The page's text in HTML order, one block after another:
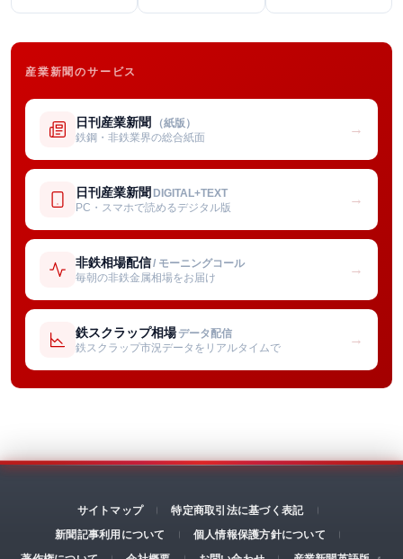
産業新聞のサービス
日刊産業新聞 （紙版）
鉄鋼・非鉄業界の総合紙面
→
日刊産業新聞 DIGITAL+TEXT
PC・スマホで読めるデジタル版
→
非鉄相場配信/ モーニングコール
毎朝の非鉄金属相場をお届け
→
鉄スクラップ相場 データ配信
鉄スクラップ市況データをリアルタイムで
→
サイトマップ
特定商取引法に基づく表記
新聞記事利用について
個人情報保護方針について